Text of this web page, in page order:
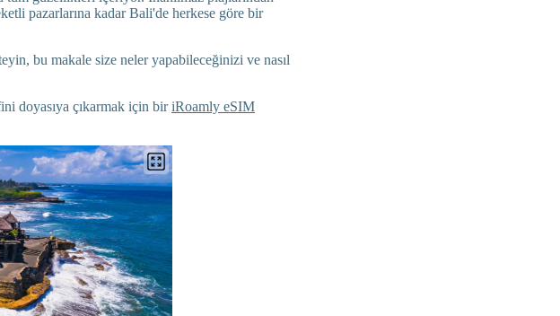
pazarlarına kadar Bali'de herkese göre bir
bu makale size neler yapabileceğinizi ve nasıl
doyasıya çıkarmak için biriRoamly eSIM